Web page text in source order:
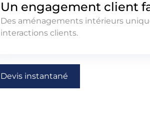
Un engagement client
Des aménagements intérieurs
interactions clients.
Devis instantané